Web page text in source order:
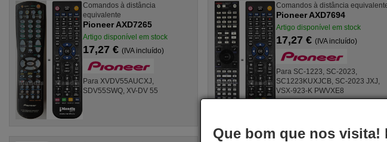
Comandos à distância
equivalente
Pioneer AXD7265
Artigo disponível em stock
17,27 €(IVA incluído)
Para XVDV55AUCXJ,
SDV55SWQ, XV-DV 55
Comandos à distância
Pioneer AXD7694
Artigo disponível em stock
17,27 € (IVA incluído)
Para SC-1223, SC-2023,
SC1223KUXJCB, SC-2023 JXJ,
VSX-923-K PWVXE8
Que bom que nos visita!